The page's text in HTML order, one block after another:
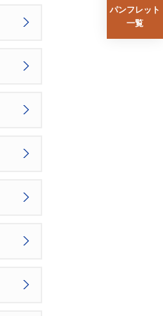
パンフレット
一覧